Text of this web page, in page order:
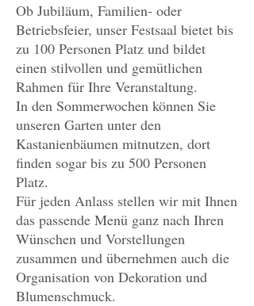
Ob Jubiläum, Familien- oder
Betriebsfeier, unser Festsaal bietet bis
zu 100 Personen Platz und bildet
einen stilvollen und gemütlichen
Rahmen für Ihre Veranstaltung.
In den Sommerwochen können Sie
unseren Garten unter den
Kastanienbäumen mitnutzen, dort
finden sogar bis zu 500 Personen
Platz.
Für jeden Anlass stellen wir mit Ihnen
das passende Menü ganz nach Ihren
Wünschen und Vorstellungen
zusammen und übernehmen auch die
Organisation von Dekoration und
Blumenschmuck.